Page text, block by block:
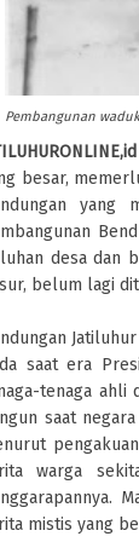
Pembangunan
besar,
yang
desa dan
belum lagi
saat era
tenaga
saat
warga
mistis yang